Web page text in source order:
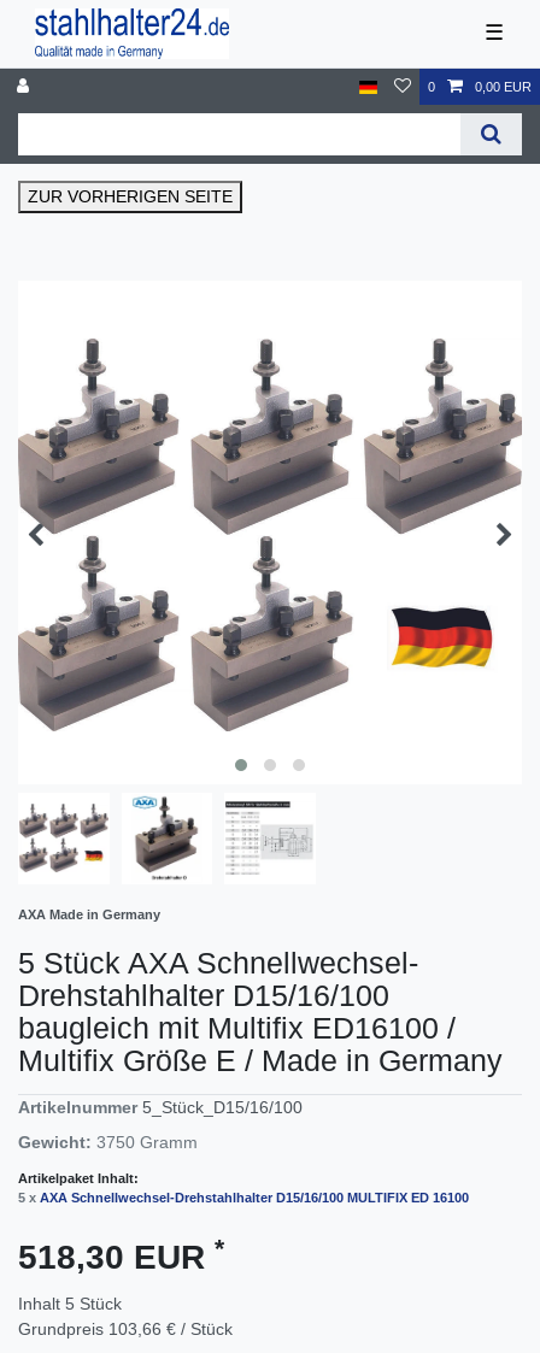
☰
0 0,00 EUR
ZUR VORHERIGEN SEITE
AXA Made in Germany
5 Stück AXA Schnellwechsel-
Drehstahlhalter D15/16/100
baugleich mit Multifix ED16100 /
Multifix Größe E / Made in Germany
Artikelnummer5_Stück_D15/16/100
Gewicht: 3750 Gramm
Artikelpaket Inhalt:
5 x AXA Schnellwechsel-Drehstahlhalter D15/16/100 MULTIFIX ED 16100
518,30 EUR *
Inhalt 5 Stück
Grundpreis 103,66 € / Stück